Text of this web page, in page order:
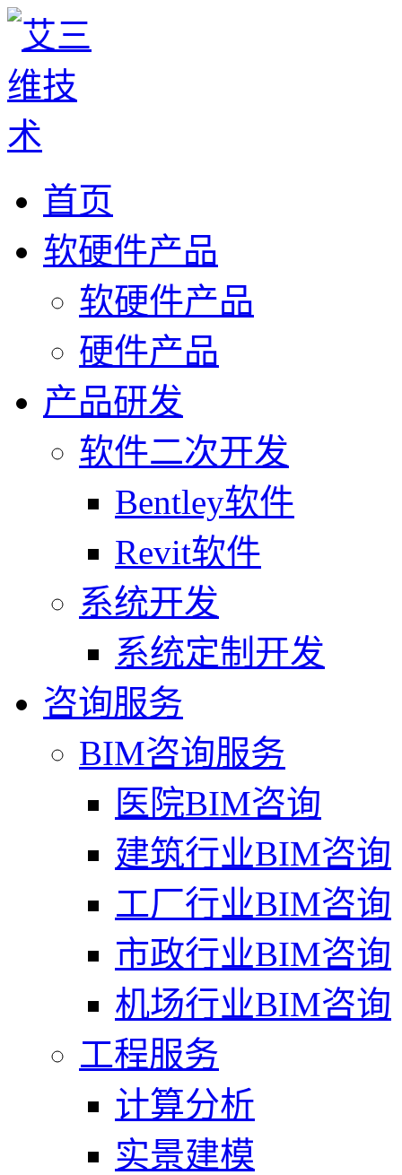
首页
软硬件产品
软硬件产品
硬件产品
产品研发
软件二次开发
Bentley软件
Revit软件
系统开发
系统定制开发
咨询服务
BIM咨询服务
医院BIM咨询
建筑行业BIM咨询
工厂行业BIM咨询
市政行业BIM咨询
机场行业BIM咨询
工程服务
计算分析
实景建模